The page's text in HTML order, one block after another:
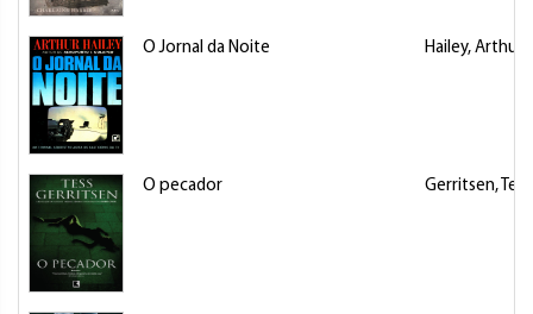
O Jornal da Noite Hailey, Arthur
O pecador Gerritsen, Tess